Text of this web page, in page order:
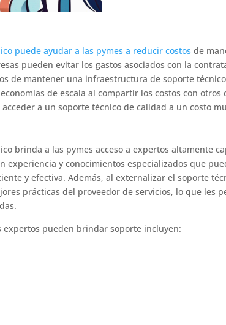
puede ayudar a las pymes a reducir costos de
pueden evitar los gastos asociados con la
de mantener una infraestructura de soporte
de escala al compartir los costos con
a un soporte técnico de calidad a un costo
brinda a las pymes acceso a expertos altamente
experiencia y conocimientos especializados que
y efectiva. Además, al externalizar el soporte
prácticas del proveedor de servicios, lo que les
expertos pueden brindar soporte incluyen: